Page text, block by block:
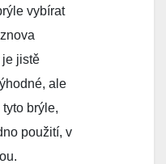
vybírat
je jistě
ale
brýle,
použití, v